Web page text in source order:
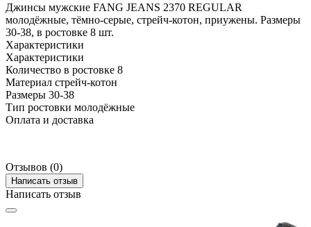
Джинсы мужские FANG JEANS 2370 REGULAR
молодёжные, тёмно-серые, стрейч-котон, приужены. Размеры
30-38, в ростовке 8 шт.
Характеристики
Характеристики
Количество в ростовке 8
Материал стрейч-котон
Размеры 30-38
Тип ростовки молодёжные
Оплата и доставка
Отзывов (0)
Написать отзыв
Написать отзыв